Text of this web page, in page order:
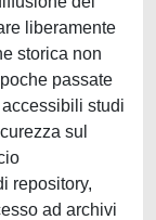
liberamente
storica non
passate
studi
sul
repository,
ad archivi